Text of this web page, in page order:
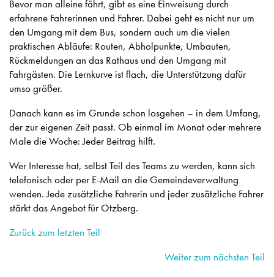
Bevor man alleine fährt, gibt es eine Einweisung durch
erfahrene Fahrerinnen und Fahrer. Dabei geht es nicht nur um
den Umgang mit dem Bus, sondern auch um die vielen
praktischen Abläufe: Routen, Abholpunkte, Umbauten,
Rückmeldungen an das Rathaus und den Umgang mit
Fahrgästen. Die Lernkurve ist flach, die Unterstützung dafür
umso größer.
Danach kann es im Grunde schon losgehen – in dem Umfang,
der zur eigenen Zeit passt. Ob einmal im Monat oder mehrere
Male die Woche: Jeder Beitrag hilft.
Wer Interesse hat, selbst Teil des Teams zu werden, kann sich
telefonisch oder per E-Mail an die Gemeindeverwaltung
wenden. Jede zusätzliche Fahrerin und jeder zusätzliche Fahrer
stärkt das Angebot für Otzberg.
Zurück zum letzten Teil
Weiter zum nächsten Teil